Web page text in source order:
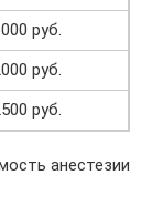
руб.
руб.
руб.
анестезии